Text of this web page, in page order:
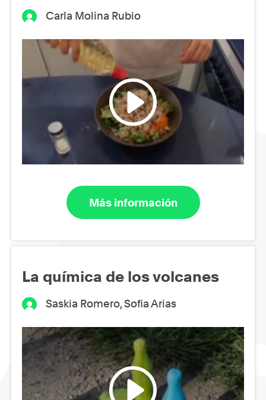
Carla Molina Rubio
Más información
La química de los volcanes
Saskia Romero, Sofia Arias